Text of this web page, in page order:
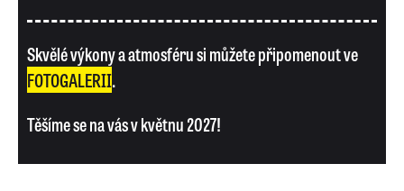
Skvělé výkony a atmosféru si můžete připomenout ve
FOTOGALERII.
Těšíme se na vás v květnu 2027!